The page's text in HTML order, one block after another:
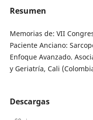
Resumen
Memorias de: VII
Paciente Anciano:
Enfoque Avanzado.
y Geriatría, Cali
Descargas